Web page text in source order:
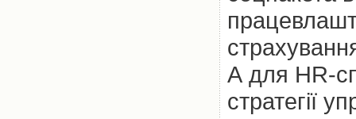
А для HR-
стратегії